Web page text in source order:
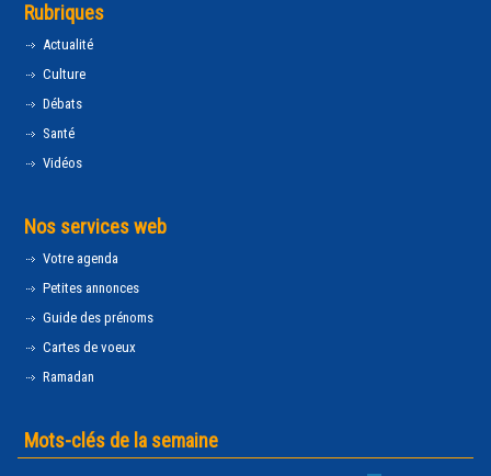
Rubriques
Actualité
Culture
Débats
Santé
Vidéos
Nos services web
Votre agenda
Petites annonces
Guide des prénoms
Cartes de voeux
Ramadan
Mots-clés de la semaine